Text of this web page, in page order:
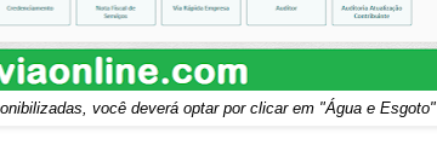
você deverá optar por clicar em "Água e Esgoto"